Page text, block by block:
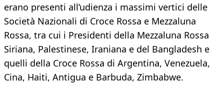
erano presenti all’udienza i massimi vertici delle
Società Nazionali di Croce Rossa e Mezzaluna
Rossa, tra cui i Presidenti della Mezzaluna Rossa
Siriana, Palestinese, Iraniana e del Bangladesh e
quelli della Croce Rossa di Argentina, Venezuela,
Cina, Haiti, Antigua e Barbuda, Zimbabwe.